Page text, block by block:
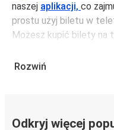
naszej aplikacji, co
prostu użyj biletu w
Możesz kupić bilety na
lub na tygodniu,
Rozwiń
Odkryj więcej